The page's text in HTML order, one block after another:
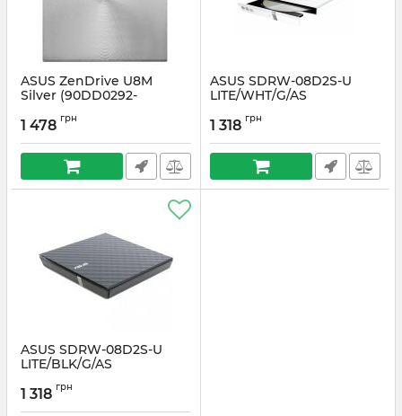
ASUS ZenDrive U8M
Silver (90DD0292-
U/SIL/G/AS)
Артикул: #5711
1 478 грн
ASUS SDRW-08D2S-U
LITE/WHT/G/AS
1 318 грн
ASUS SDRW-08D2S-U
LITE/BLK/G/AS
1 318 грн